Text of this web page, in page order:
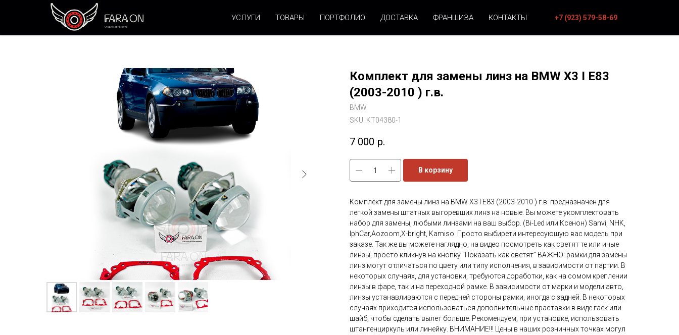
УСЛУГИ ТОВАРЫ ПОРТФОЛИО ДОСТАВКА ФРАНШИЗА КОНТАКТЫ +7 (923) 579-58-69
Комплект для замены линз на BMW X3 I E83
(2003-2010 ) г.в.
BMW
SKU: KT04380-1
7 000 р.
В корзину
Комплект для замены линз на BMW X3 I E83 (2003-2010 ) г.в. предназначен для
легкой замены штатных выгоревших линз на новые. Вы можете укомплектовать
набор для замены, любыми линзами на ваш выбор. (Bi-Led или Ксенон) Sanvi, NHK,
IphCar,Aozoom,X-bright, Kamiso. Просто выбирети интересующую вас модель при
заказе. Так же вы можете наглядно, на видео посмотреть как светят те или иные
линзы, просто кликнув на кнопку "Показать как светят" ВАЖНО: рамки для замены
линз могут отличаться по цвету или типу исполнения, в зависимости от партии. В
некоторых случаях, для установки, требуются доработки, как на сомом креплении
линзы в фаре, так и на переходной рамке. В зависимости от марки и модели авто,
линзы устанавливаются с передней стороны рамки, иногда с задней. В некоторых
случаях приходится использоваться дополнительные праставки в виде гаек или
шайб, чтобы сделать вылет больше. Рекомендуем, при установке, использовать
штангенциркуль или линейку. ВНИМАНИЕ!!! Цены в наших розничных точках могул